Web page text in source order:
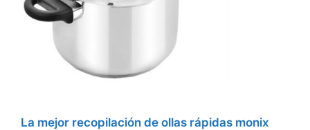
La mejor recopilación de ollas rápidas monix